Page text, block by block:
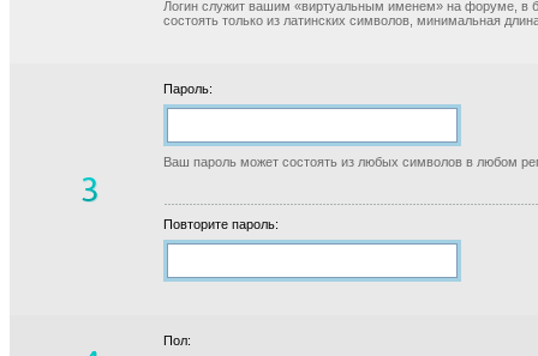
Логин служит вашим «виртуальным именем» на форуме, в
состоять только из латинских символов, минимальная
Пароль:
Ваш пароль может состоять из любых символов в любом
Повторите пароль:
Пол: